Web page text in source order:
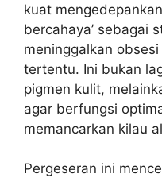
kuat
bercahaya’ sebagai
meninggalkan
tertentu. Ini bukan
pigmen kulit,
agar berfungsi
memancarkan kilau
Pergeseran ini